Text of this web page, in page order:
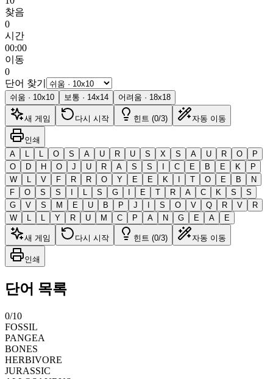
찾음
0
시간
00:00
이동
0
단어 찾기
쉬움 · 10x10 보통 · 14x14 어려움 · 18x18
새 게임 다시 시작 힌트 (0/3) 자동 이동
인쇄
A
L L O S A U R U S X S A U R O
P
O
D H O J U R A S S I C E B E K
P
W
L V F R R O Y E E K I T O E B
N
F
O S S I L S G I E T R A C K S
S
G
V S M E U B P J I S O V Q R V
R
W
L L Y R U M C P A N G E A E
새 게임 다시 시작 힌트 (0/3) 자동 이동
인쇄
단어 목록
0/10
FOSSIL
PANGEA
BONES
HERBIVORE
JURASSIC